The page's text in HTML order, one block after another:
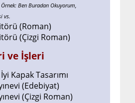
Örnek: Ben Buradan Okuyorum,
vs.
(Roman)
(Çizgi Roman)
ve İşleri
Kapak Tasarımı
(Edebiyat)
(Çizgi Roman)